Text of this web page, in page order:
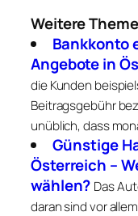
Weitere
Bankkonto
Angebote in
die Kunden
Beitragsgebühr
unüblich, dass
Günstige
Österreich –
wählen? Das
daran sind vor